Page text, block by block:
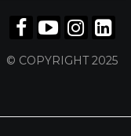
© COPYRIGHT 2025